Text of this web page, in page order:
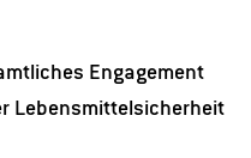
Engagement
Lebensmittelsicherheit